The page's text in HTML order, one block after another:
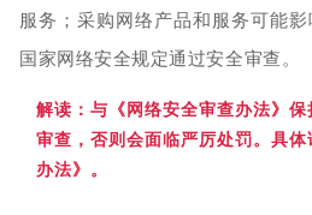
服务；采购网络产品和服务可能
国家网络安全规定通过安全审查。
解读： 与《网络安全审查办法》
审查，否则会面临严厉处罚。具
办法》。